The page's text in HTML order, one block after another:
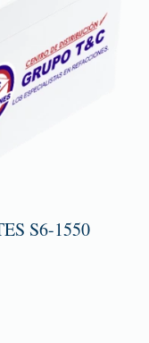
S6-1550